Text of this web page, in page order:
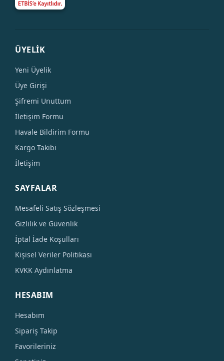
ÜYELİK
Yeni Üyelik
Üye Girişi
Şifremi Unuttum
İletişim Formu
Havale Bildirim Formu
Kargo Takibi
İletişim
SAYFALAR
Mesafeli Satış Sözleşmesi
Gizlilik ve Güvenlik
İptal İade Koşulları
Kişisel Veriler Politikası
KVKK Aydınlatma
HESABIM
Hesabım
Sipariş Takip
Favorileriniz